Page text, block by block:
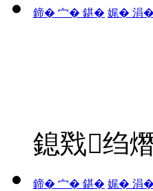
鍗� 宀� 鍖� 娓� 涓
鎴戣绉
鍗� 宀� 鍖� 娓� 涓